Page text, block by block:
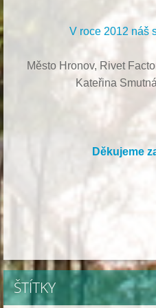
V roce 2012 náš
Město Hronov, Rivet
Kateřina
Děkujeme
ŠTÍTKY